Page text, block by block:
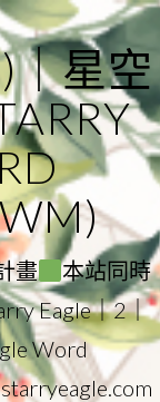
｜星空
畫
本站同時
Eagle｜2｜
Word